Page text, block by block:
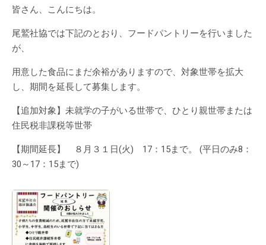
皆さん、こんにちは。
尾鷲社協では下記のとおり、フードパントリーを行いました
が、
用意した食品にまだ余裕がありますので、対象世帯を拡大
し、期間を延長して募集します。
【追加対象】未就学の子がいる世帯で、ひとり親世帯または
住民税非課税等世帯
【期間延長】 ８月３１日(火) 17：15まで。 (平日のみ8：
30～17：15まで)